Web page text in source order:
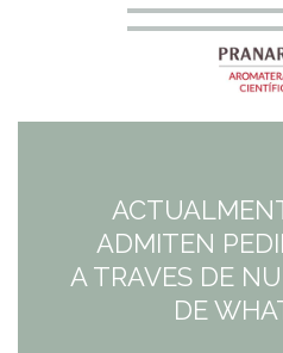
ADMITEN
A TRAVES DE
DE